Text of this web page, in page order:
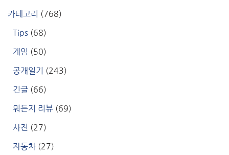
카테고리 (768)
Tips (68)
게임 (50)
공개일기 (243)
긴글 (66)
뭐든지 리뷰 (69)
사진 (27)
자동차 (27)